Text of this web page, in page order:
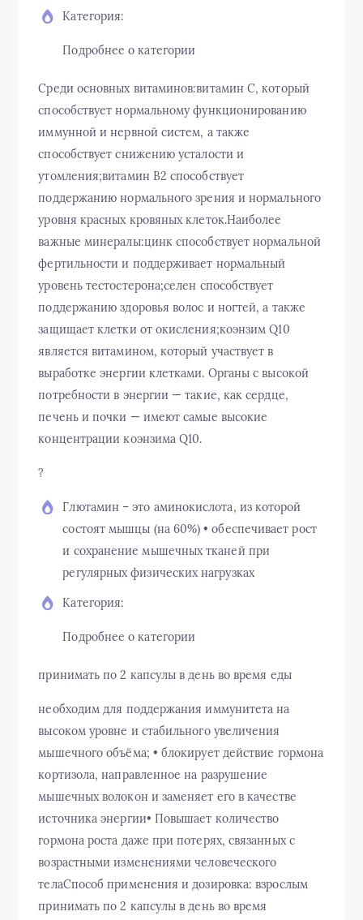
Категория:
Подробнее о категории
Среди основных витаминов:витамин С, который
способствует нормальному функционированию
иммунной и нервной систем, а также
способствует снижению усталости и
утомления;витамин В2 способствует
поддержанию нормального зрения и нормального
уровня красных кровяных клеток.Наиболее
важные минералы:цинк способствует нормальной
фертильности и поддерживает нормальный
уровень тестостерона;селен способствует
поддержанию здоровья волос и ногтей, а также
защищает клетки от окисления;коэнзим Q10
является витамином, который участвует в
выработке энергии клетками. Органы с высокой
потребности в энергии — такие, как сердце,
печень и почки — имеют самые высокие
концентрации коэнзима Q10.
?
Глютамин – это аминокислота, из которой
состоят мышцы (на 60%) • обеспечивает рост
и сохранение мышечных тканей при
регулярных физических нагрузках
Категория:
Подробнее о категории
принимать по 2 капсулы в день во время еды
необходим для поддержания иммунитета на
высоком уровне и стабильного увеличения
мышечного объёма; • блокирует действие гормона
кортизола, направленное на разрушение
мышечных волокон и заменяет его в качестве
источника энергии• Повышает количество
гормона роста даже при потерях, связанных с
возрастными изменениями человеческого
телаСпособ применения и дозировка: взрослым
принимать по 2 капсулы в день во время